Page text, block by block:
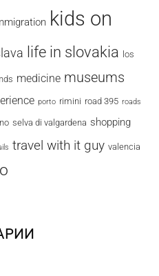
kids on
life in slovakia los
medicine museums
porto rimini road 395 roads
selva di valgardena shopping
travel with it guy valencia